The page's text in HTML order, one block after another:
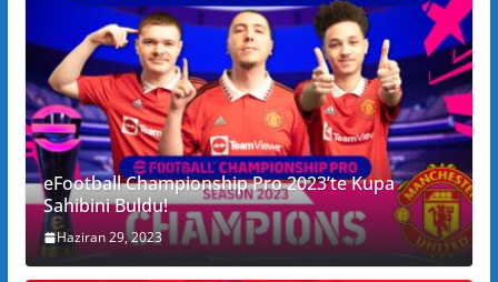
eFootball Championship Pro 2023’te Kupa
Sahibini Buldu!
Haziran 29, 2023